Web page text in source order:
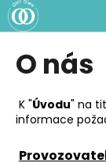
Přejít
na
obsah
O nás
K "Úvodu" na
informace
K
o
o
p
o